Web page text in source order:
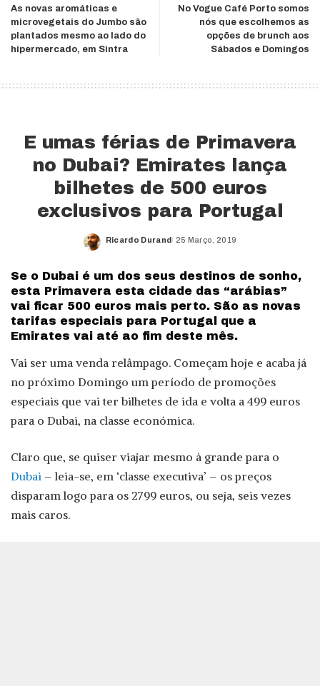
As novas aromáticas e
microvegetais do Jumbo são
plantados mesmo ao lado do
hipermercado, em Sintra
No Vogue Café Porto somos
nós que escolhemos as
opções de brunch aos
Sábados e Domingos
E umas férias de Primavera
no Dubai? Emirates lança
bilhetes de 500 euros
exclusivos para Portugal
Posted
Ricardo Durand 25 Março, 2019
Se o Dubai é um dos seus destinos de sonho,
esta Primavera esta cidade das “arábias”
vai ficar 500 euros mais perto. São as novas
tarifas especiais para Portugal que a
Emirates vai até ao fim deste mês.
Vai ser uma venda relâmpago. Começam hoje e acaba já
no próximo Domingo um período de promoções
especiais que vai ter bilhetes de ida e volta a 499 euros
para o Dubai, na classe económica.
Claro que, se quiser viajar mesmo à grande para o
Dubai – leia-se, em ‘classe executiva’ – os preços
disparam logo para os 2799 euros, ou seja, seis vezes
mais caros.